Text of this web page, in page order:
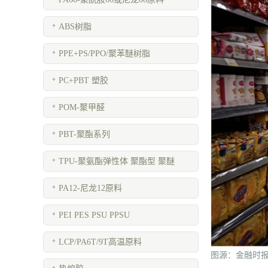
ABS树脂
PPE+PS/PPO/聚苯醚树脂
PC+PBT 塑胶
POM-聚甲醛
PBT-聚酯系列
TPU-聚氨酯弹性体 聚酯型 聚醚
PA12-尼龙12原料
PEI PES PSU PPSU
LCP/PA6T/9T高温原料
图源：金融时